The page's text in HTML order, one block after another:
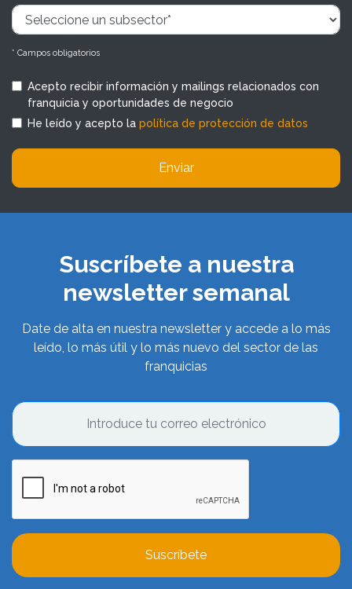
* Campos obligatorios
Acepto recibir información y mailings relacionados con
franquicia y oportunidades de negocio
He leído y acepto la política de protección de datos
Enviar
Suscríbete a nuestra
newsletter semanal
Date de alta en nuestra newsletter y accede a lo más
leído, lo más útil y lo más nuevo del sector de las
franquicias
Suscríbete